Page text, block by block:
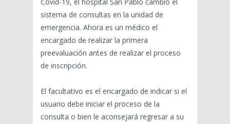
sistema de consultas en la unidad de
emergencia. Ahora es un médico el
encargado de realizar la primera
preevaluación antes de realizar el proceso
de inscripción.
El facultativo es el encargado de indicar si el
usuario debe iniciar el proceso de la
consulta o bien le aconsejará regresar a su